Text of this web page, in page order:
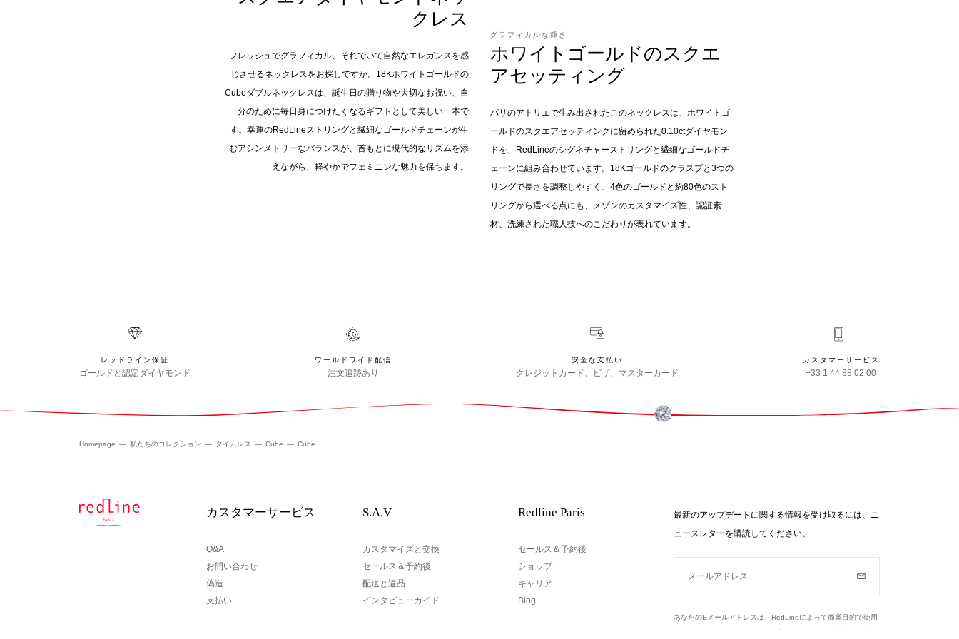
クレス
フレッシュでグラフィカル、それでいて自然なエレガンスを感
じさせるネックレスをお探しですか。18Kホワイトゴールドの
Cubeダブルネックレスは、誕生日の贈り物や大切なお祝い、自
分のために毎日身につけたくなるギフトとして美しい一本で
す。幸運のRedLineストリングと繊細なゴールドチェーンが生
むアシンメトリーなバランスが、首もとに現代的なリズムを添
えながら、軽やかでフェミニンな魅力を保ちます。
グラフィカルな輝き
ホワイトゴールドのスクエ
アセッティング
パリのアトリエで生み出されたこのネックレスは、ホワイトゴ
ールドのスクエアセッティングに留められた0.10ctダイヤモン
ドを、RedLineのシグネチャーストリングと繊細なゴールドチ
ェーンに組み合わせています。18Kゴールドのクラスプと3つの
リングで長さを調整しやすく、4色のゴールドと約80色のスト
リングから選べる点にも、メゾンのカスタマイズ性、認証素
材、洗練された職人技へのこだわりが表れています。
レッドライン保証
ゴールドと認定ダイヤモンド
ワールドワイド配信
注文追跡あり
安全な支払い
クレジットカード、ビザ、マスターカード
カスタマーサービス
+33 1 44 88 02 00
Homepage 私たちのコレクション タイムレス Cube Cube
カスタマーサービス
Q&A
お問い合わせ
偽造
支払い
S.A.V
カスタマイズと交換
セールス＆予約後
配送と返品
インタビューガイド
Redline Paris
セールス＆予約後
ショップ
キャリア
Blog
最新のアップデートに関する情報を受け取るには、ニ
ュースレターを購読してください。
メールアドレス
あなたのEメールアドレスは、RedLineによって商業目的で使用
されています（ニュース、アップデートなど）。当社の個人情